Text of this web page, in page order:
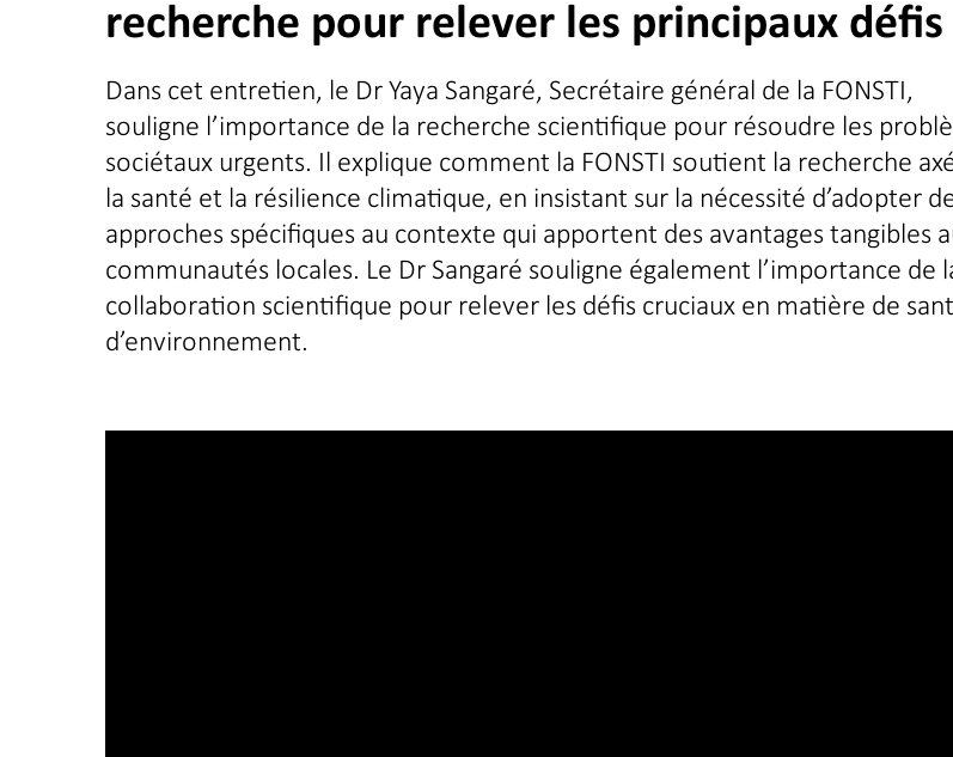
recherche pour relever les principaux défis
Dans cet entretien, le Dr Yaya Sangaré, Secrétaire général de la FONSTI,
souligne l’importance de la recherche scientifique pour résoudre les
sociétaux urgents. Il explique comment la FONSTI soutient la recherche
la santé et la résilience climatique, en insistant sur la nécessité d’adopter
approches spécifiques au contexte qui apportent des avantages tangibles
communautés locales. Le Dr Sangaré souligne également l’importance de
collaboration scientifique pour relever les défis cruciaux en matière de
d’environnement.